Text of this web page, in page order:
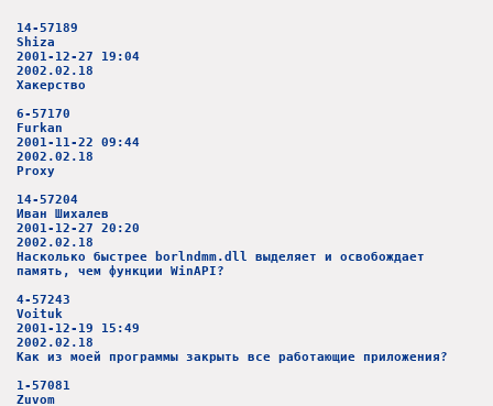
14-57189
Shiza
2001-12-27 19:04
2002.02.18
Хакерство
6-57170
Furkan
2001-11-22 09:44
2002.02.18
Proxy
14-57204
Иван Шихалев
2001-12-27 20:20
2002.02.18
Насколько быстрее borlndmm.dll выделяет и освобождает
память, чем функции WinAPI?
4-57243
Voituk
2001-12-19 15:49
2002.02.18
Как из моей программы закрыть все работающие приложения?
1-57081
Zuvom